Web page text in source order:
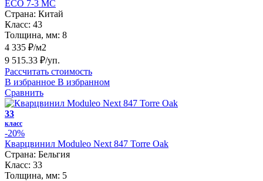
ECO 7-3 MC
Страна: Китай
Класс: 43
Толщина, мм: 8
4 335 ₽/м2
9 515.33 ₽/уп.
Рассчитать стоимость
В избранное В избранном
Сравнить
33
класс
-20%
Кварцвинил Moduleo Next 847 Torre Oak
Страна: Бельгия
Класс: 33
Толщина, мм: 5